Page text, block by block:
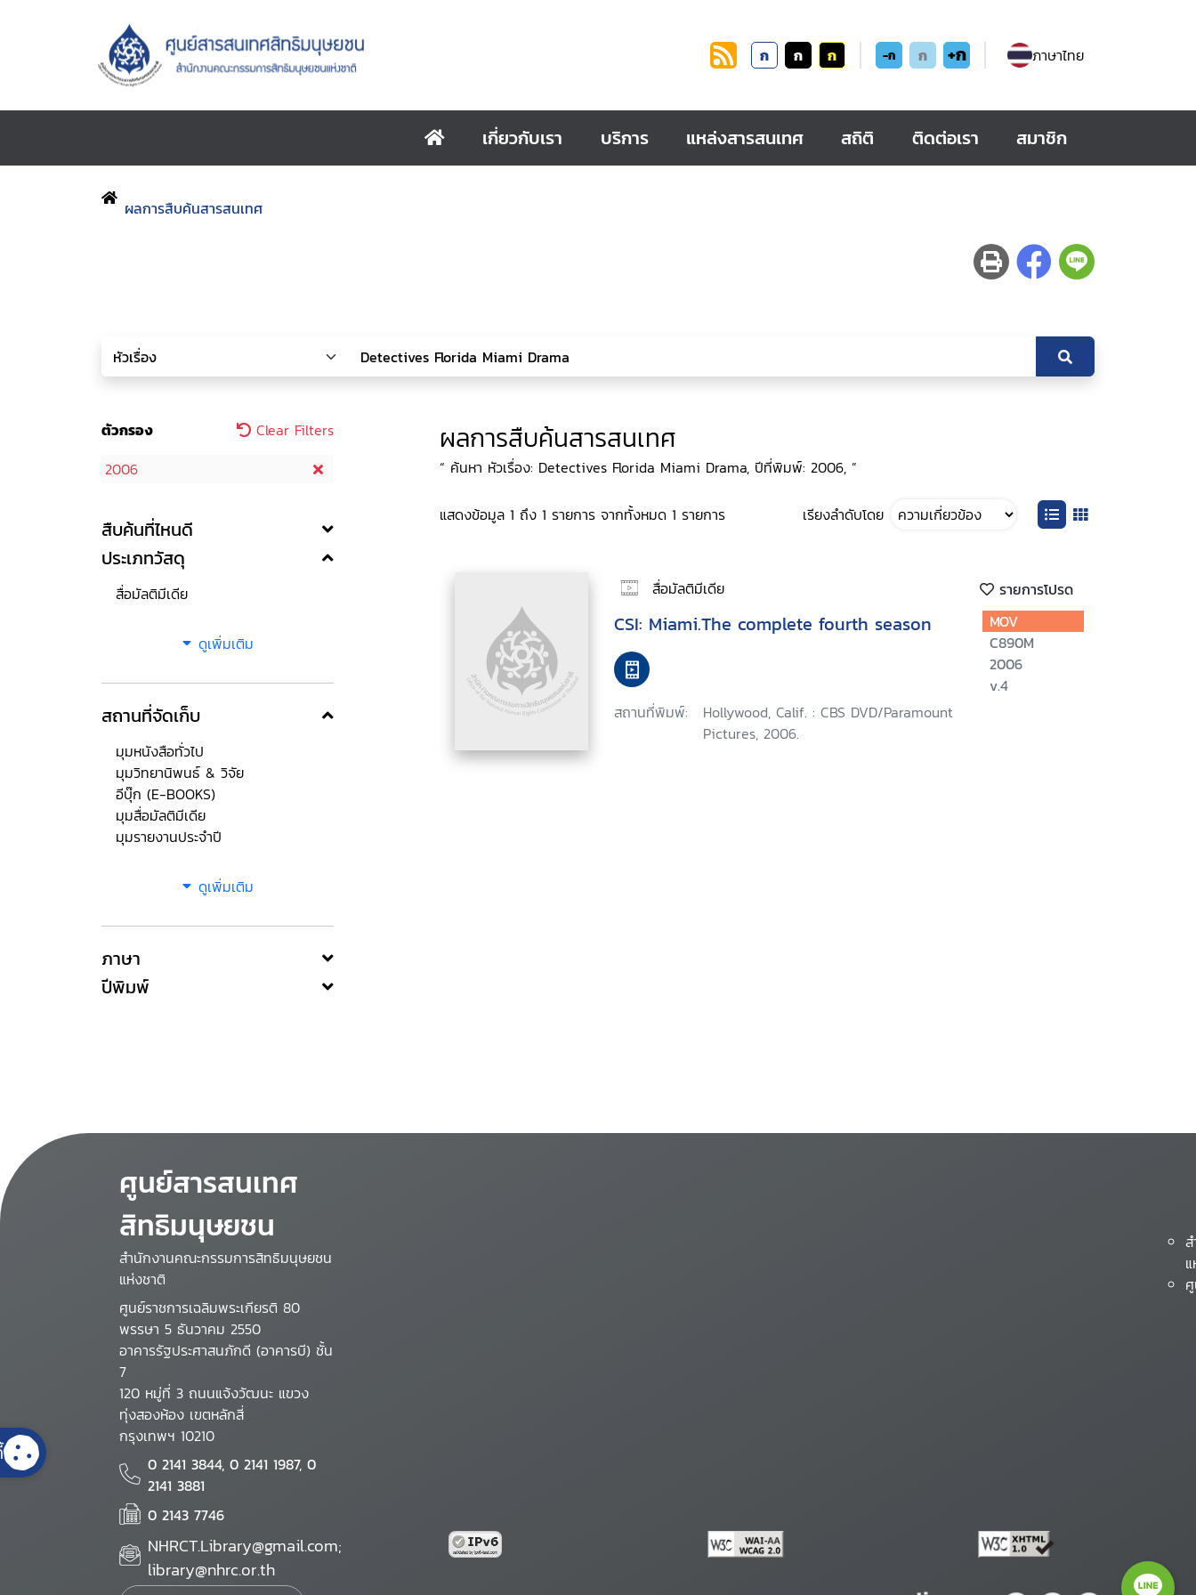
ก ก ก -ก ก +ก ภาษาไทย
เกี่ยวกับเรา บริการ แหล่งสารสนเทศ สถิติ ติดต่อเรา สมาชิก
ผลการสืบค้นสารสนเทศ
ตัวกรอง
Clear Filters
2006
สืบค้นที่ไหนดี
ประเภทวัสดุ
สื่อมัลติมีเดีย
ดูเพิ่มเติม
สถานที่จัดเก็บ
มุมหนังสือทั่วไป
มุมวิทยานิพนธ์ & วิจัย
อีบุ๊ก (E-BOOKS)
มุมสื่อมัลติมีเดีย
มุมรายงานประจำปี
ดูเพิ่มเติม
ภาษา
ปีพิมพ์
ผลการสืบค้นสารสนเทศ
“ ค้นหา หัวเรื่อง: Detectives Florida Miami Drama, ปีที่พิมพ์: 2006, ”
แสดงข้อมูล 1 ถึง 1 รายการ จากทั้งหมด 1 รายการ เรียงลำดับโดย
สื่อมัลติมีเดีย รายการโปรด
CSI: Miami.The complete fourth season
สถานที่พิมพ์:
Hollywood, Calif. : CBS DVD/Paramount
Pictures, 2006.
MOV
C890M
2006
v.4
ศูนย์สารสนเทศ
สิทธิมนุษยชน
สำนักงานคณะกรรมการสิทธิมนุษยชน
แห่งชาติ
ศูนย์ราชการเฉลิมพระเกียรติ 80
พรรษา 5 ธันวาคม 2550
อาคารรัฐประศาสนภักดี (อาคารบี) ชั้น
7
120 หมู่ที่ 3 ถนนแจ้งวัฒนะ แขวง
ทุ่งสองห้อง เขตหลักสี่
กรุงเทพฯ 10210
0 2141 3844, 0 2141 1987, 0
2141 3881
0 2143 7746
NHRCT.Library@gmail.com;
library@nhrc.or.th